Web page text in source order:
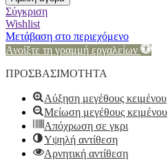
Σύγκριση
Wishlist
Μετάβαση στο περιεχόμενο
Ανοίξτε τη γραμμή εργαλείων
ΠΡΟΣΒΑΣΙΜΟΤΗΤΑ
Αύξηση μεγέθους κειμένου
Μείωση μεγέθους κειμένου
Απόχρωση σε γκρι
Υψηλή αντίθεση
Αρνητική αντίθεση